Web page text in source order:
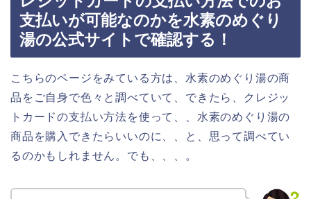
支払いが可能なのかを水素のめぐり
湯の公式サイトで確認する！
こちらのページをみている方は、水素のめぐり湯の商
品をご自身で色々と調べていて、できたら、クレジッ
トカードの支払い方法を使って、、水素のめぐり湯の
商品を購入できたらいいのに、、と、思って調べてい
るのかもしれません。でも、、、。